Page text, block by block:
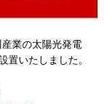
産業の太陽光発電
置いたしました。